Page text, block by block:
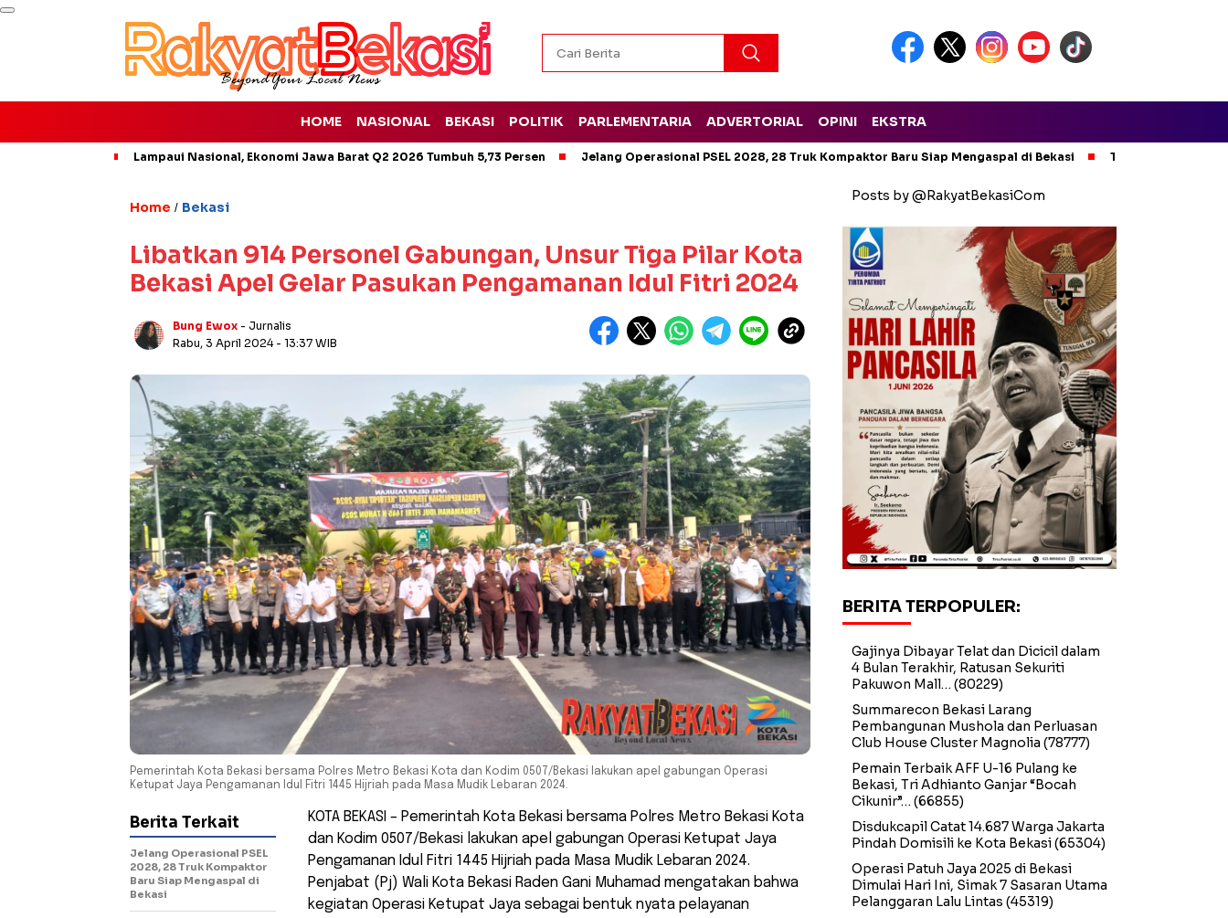
HOME NASIONAL BEKASI POLITIK PARLEMENTARIA ADVERTORIAL OPINI EKSTRA
Lampaui Nasional, Ekonomi Jawa Barat Q2 2026 Tumbuh 5,73 Persen Jelang Operasional PSEL 2028, 28 Truk Kompaktor Baru Siap Mengaspal di Bekasi Tak Ada
Home / Bekasi
Libatkan 914 Personel Gabungan, Unsur Tiga Pilar Kota
Bekasi Apel Gelar Pasukan Pengamanan Idul Fitri 2024
Bung Ewox - Jurnalis
Rabu, 3 April 2024 - 13:37 WIB
Pemerintah Kota Bekasi bersama Polres Metro Bekasi Kota dan Kodim 0507/Bekasi lakukan apel gabungan Operasi
Ketupat Jaya Pengamanan Idul Fitri 1445 Hijriah pada Masa Mudik Lebaran 2024.
KOTA BEKASI – Pemerintah Kota Bekasi bersama Polres Metro Bekasi Kota
dan Kodim 0507/Bekasi lakukan apel gabungan Operasi Ketupat Jaya
Pengamanan Idul Fitri 1445 Hijriah pada Masa Mudik Lebaran 2024.
Penjabat (Pj) Wali Kota Bekasi Raden Gani Muhamad mengatakan bahwa
kegiatan Operasi Ketupat Jaya sebagai bentuk nyata pelayanan
Berita Terkait
Jelang Operasional PSEL
2028, 28 Truk Kompaktor
Baru Siap Mengaspal di
Bekasi
Posts by @RakyatBekasiCom
BERITA TERPOPULER:
Gajinya Dibayar Telat dan Dicicil dalam
4 Bulan Terakhir, Ratusan Sekuriti
Pakuwon Mall… (80229)
Summarecon Bekasi Larang
Pembangunan Mushola dan Perluasan
Club House Cluster Magnolia (78777)
Pemain Terbaik AFF U-16 Pulang ke
Bekasi, Tri Adhianto Ganjar “Bocah
Cikunir”… (66855)
Disdukcapil Catat 14.687 Warga Jakarta
Pindah Domisili ke Kota Bekasi(65304)
Operasi Patuh Jaya 2025 di Bekasi
Dimulai Hari Ini, Simak 7 Sasaran Utama
Pelanggaran Lalu Lintas (45319)